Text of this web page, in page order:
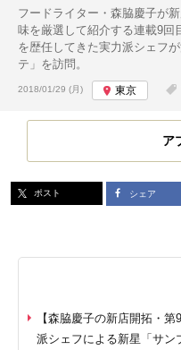
フードライター・森脇慶子が
味を厳選して紹介する連載9回
を歴任してきた実力派シェフ
テ」を訪問。
投稿日:
2018/01/29 (月) 東京
ア
ポスト シェア
【森脇慶子の新店開拓・
派シェフによる新星「サン